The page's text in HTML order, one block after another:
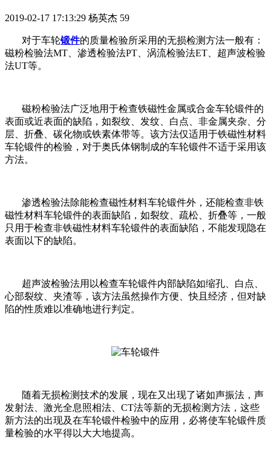
2019-02-17 17:13:29 杨英杰 59
对于车轮锻件的质量检验所采用的无损检测方法一般有：
磁粉检验法MT、渗透检验法PT、涡流检验法ET、超声波检验
法UT等。
磁粉检验法广泛地用于检查铁磁性金属或合金车轮锻件的
表面或近表面的缺陷，如裂纹、发纹、白点、非金属夹杂、分
层、折叠、碳化物或铁素体带等。该方法仅适用于铁磁性材料
车轮锻件的检验，对于奥氏体钢制成的车轮锻件不适于采用该
方法。
渗透检验法除能检查磁性材料车轮锻件外，还能检查非铁
磁性材料车轮锻件的表面缺陷，如裂纹、疏松、折叠等，一般
只用于检查非铁磁性材料车轮锻件的表面缺陷，不能发现隐在
表面以下的缺陷。
超声波检验法用以检查车轮锻件内部缺陷如缩孔、白点、
心部裂纹、夹渣等，该方法虽然操作方便、快且经济，但对缺
陷的性质难以准确地进行判定。
随着无损检测技术的发展，现在又出现了诸如声振法，声
发射法、激光全息照相法、CT法等新的无损检测方法，这些
新方法的出现及在车轮锻件检验中的应用，必将使车轮锻件质
量检验的水平得以大大地提高。